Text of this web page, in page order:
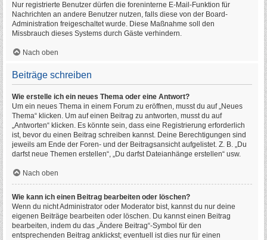
Nur registrierte Benutzer dürfen die foreninterne E-Mail-Funktion für
Nachrichten an andere Benutzer nutzen, falls diese von der Board-
Administration freigeschaltet wurde. Diese Maßnahme soll den
Missbrauch dieses Systems durch Gäste verhindern.
Nach oben
Beiträge schreiben
Wie erstelle ich ein neues Thema oder eine Antwort?
Um ein neues Thema in einem Forum zu eröffnen, musst du auf „Neues
Thema“ klicken. Um auf einen Beitrag zu antworten, musst du auf
„Antworten“ klicken. Es könnte sein, dass eine Registrierung erforderlich
ist, bevor du einen Beitrag schreiben kannst. Deine Berechtigungen sind
jeweils am Ende der Foren- und der Beitragsansicht aufgelistet. Z. B. „Du
darfst neue Themen erstellen“, „Du darfst Dateianhänge erstellen“ usw.
Nach oben
Wie kann ich einen Beitrag bearbeiten oder löschen?
Wenn du nicht Administrator oder Moderator bist, kannst du nur deine
eigenen Beiträge bearbeiten oder löschen. Du kannst einen Beitrag
bearbeiten, indem du das „Ändere Beitrag“-Symbol für den
entsprechenden Beitrag anklickst; eventuell ist dies nur für einen